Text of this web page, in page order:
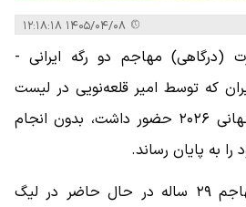
(درگاهی) مهاجم دو رگه ایرانی -
که توسط امیر قلعه‌نویی در لیست
۲۶ نفره ایران در جام جهانی ۲۰۲۶ حضور داشت، بدون انجام
را به پایان رساند.
به گزارش ایسنا، این مهاجم ۲۹ ساله در حال حاضر در لیگ